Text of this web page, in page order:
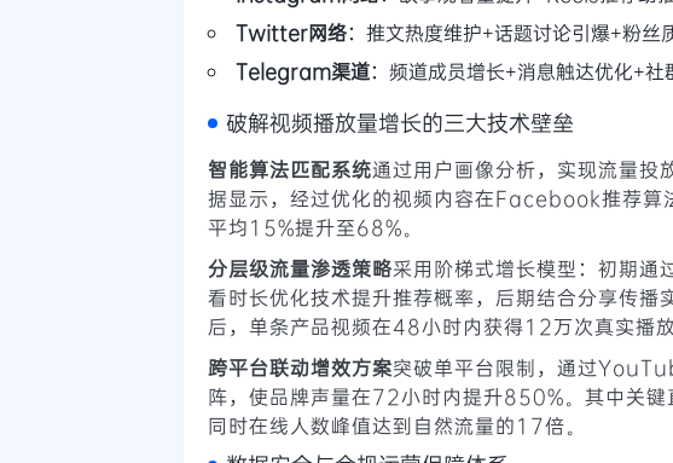
Twitter网络：推文热度维护+话题讨论引爆+粉丝
Telegram渠道：频道成员增长+消息触达优化+社
破解视频播放量增长的三大技术壁垒
智能算法匹配系统通过用户画像分析，实现流量投
据显示，经过优化的视频内容在Facebook推荐算
平均15%提升至68%。
分层级流量渗透策略采用阶梯式增长模型：初期通
看时长优化技术提升推荐概率，后期结合分享传播
后，单条产品视频在48小时内获得12万次真实播
跨平台联动增效方案突破单平台限制，通过
阵，使品牌声量在72小时内提升850%。其中关键
同时在线人数峰值达到自然流量的17倍。